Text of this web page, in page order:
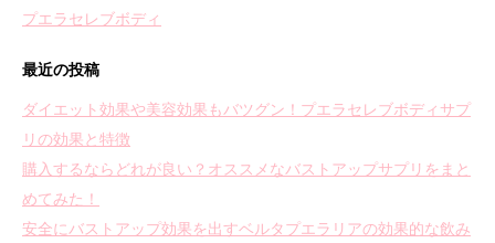
プエラセレブボディ
最近の投稿
ダイエット効果や美容効果もバツグン！プエラセレブボディサプ
リの効果と特徴
購入するならどれが良い？オススメなバストアップサプリをまと
めてみた！
安全にバストアップ効果を出すベルタプエラリアの効果的な飲み